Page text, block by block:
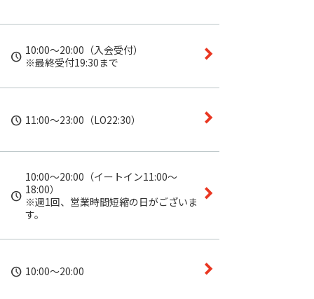
10:00～20:00（入会受付）
※最終受付19:30まで
11:00～23:00（LO22:30）
10:00～20:00（イートイン11:00～
18:00）
※週1回、営業時間短縮の日がございま
す。
10:00～20:00